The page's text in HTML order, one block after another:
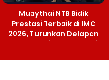
Muaythai NTB Bidik
Prestasi Terbaik di IMC
2026, Turunkan Delapan
Atlet ke Kejurnas Bekasi